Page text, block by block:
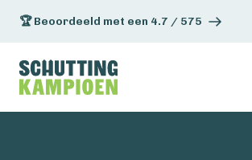
🏆 Beoordeeld met een 4.7 / 575